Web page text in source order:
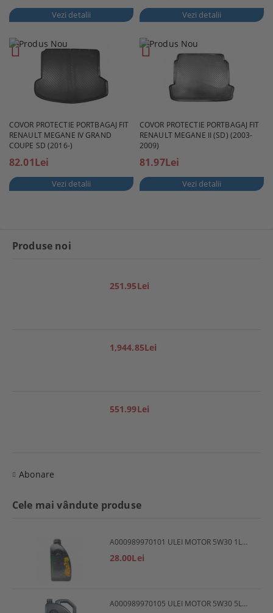
Vezi detalii Vezi detalii
COVOR PROTECTIE PORTBAGAJ FIT
RENAULT MEGANE IV GRAND
COUPE SD (2016-)
82.01Lei
Vezi detalii
COVOR PROTECTIE PORTBAGAJ FIT
RENAULT MEGANE II (SD) (2003-
2009)
81.97Lei
Vezi detalii
Produse noi
251.95Lei
1,944.85Lei
551.99Lei
Abonare
Cele mai vândute produse
A000989970101 ULEI MOTOR 5W30 1L MERCEDES
28.00Lei
A000989970105 ULEI MOTOR 5W30 5L MERCEDES